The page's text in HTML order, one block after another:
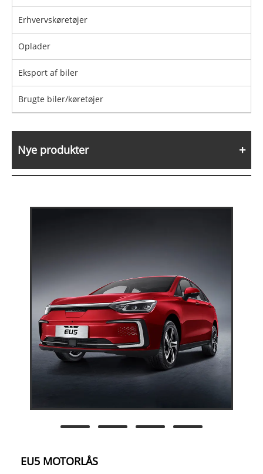
Erhvervskøretøjer
Oplader
Eksport af biler
Brugte biler/køretøjer
Nye produkter
EU5 MOTORLÅS